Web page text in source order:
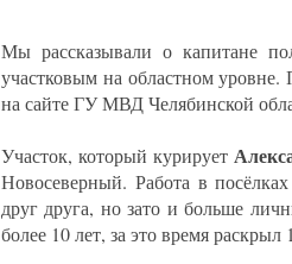
Мы рассказывали о капитане
участковым на областном
на сайте ГУ МВД Челябинской
Участок, который курирует
Новосеверный. Работа в
друг друга, но зато и больше
более 10 лет, за это время раскрыл